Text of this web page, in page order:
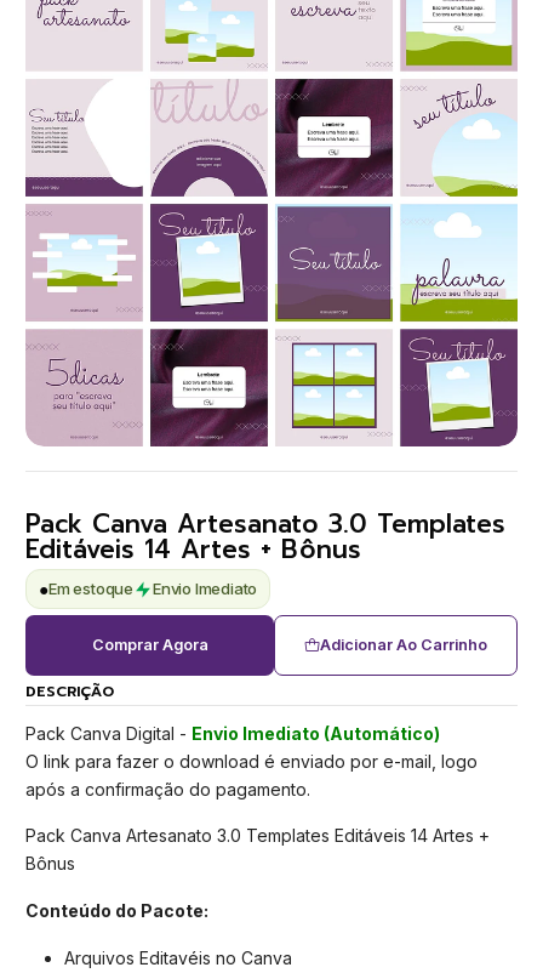
Pack Canva Artesanato 3.0 Templates
Editáveis 14 Artes + Bônus
●Em estoque Envio Imediato
Adicionar Ao Carrinho
Comprar Agora
DESCRIÇÃO
Pack Canva Digital - Envio Imediato (Automático)
O link para fazer o download é enviado por e-mail, logo
após a confirmação do pagamento.
Pack Canva Artesanato 3.0 Templates Editáveis 14 Artes +
Bônus
Conteúdo do Pacote:
Arquivos Editavéis no Canva